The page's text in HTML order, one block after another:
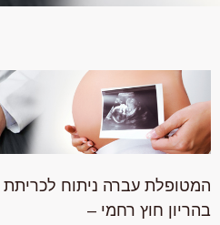
המטופלת עברה ניתוח לכריתת
בהריון חוץ רחמי –